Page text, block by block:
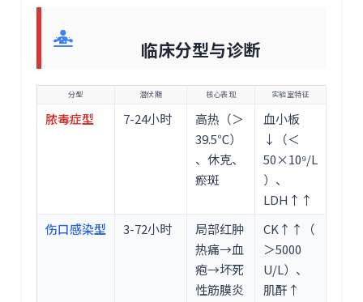
临床分型与诊断
分型 潜伏期 核心表现 实验室特征
脓毒症型 7-24小时
高热（＞
39.5℃）
、休克、
瘀斑
血小板
↓（＜
50×10⁹/L
）、
LDH↑↑
伤口感染型
3-72小时
局部红肿
热痛→血
疱→坏死
性筋膜炎
CK↑↑（
＞5000
U/L）、
肌酐↑